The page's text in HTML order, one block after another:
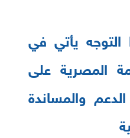
يأتي في
المصرية على
والمساندة